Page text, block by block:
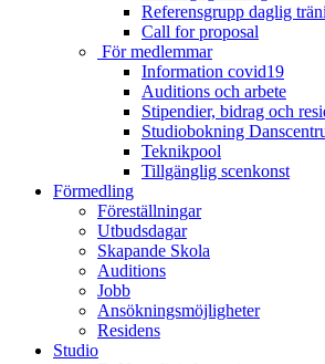
Referensgrupp daglig
Call for proposal
För medlemmar
Information covid19
Auditions och arbete
Stipendier, bidrag och
Studiobokning
Teknikpool
Tillgänglig scenkonst
Förmedling
Föreställningar
Utbudsdagar
Skapande Skola
Auditions
Jobb
Ansökningsmöjligheter
Residens
Studio